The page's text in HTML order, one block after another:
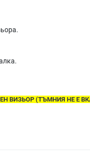
ВИЗЬОР (ТЪМНИЯ НЕ Е